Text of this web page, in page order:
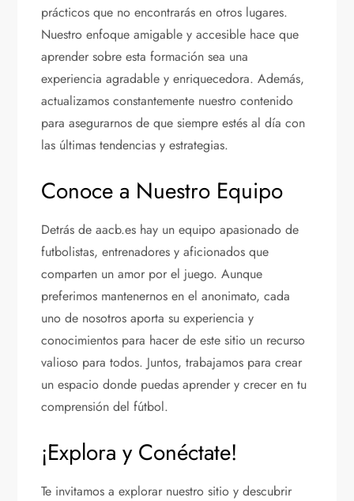
prácticos que no encontrarás en otros lugares.
Nuestro enfoque amigable y accesible hace que
aprender sobre esta formación sea una
experiencia agradable y enriquecedora. Además,
actualizamos constantemente nuestro contenido
para asegurarnos de que siempre estés al día con
las últimas tendencias y estrategias.
Conoce a Nuestro Equipo
Detrás de aacb.es hay un equipo apasionado de
futbolistas, entrenadores y aficionados que
comparten un amor por el juego. Aunque
preferimos mantenernos en el anonimato, cada
uno de nosotros aporta su experiencia y
conocimientos para hacer de este sitio un recurso
valioso para todos. Juntos, trabajamos para crear
un espacio donde puedas aprender y crecer en tu
comprensión del fútbol.
¡Explora y Conéctate!
Te invitamos a explorar nuestro sitio y descubrir